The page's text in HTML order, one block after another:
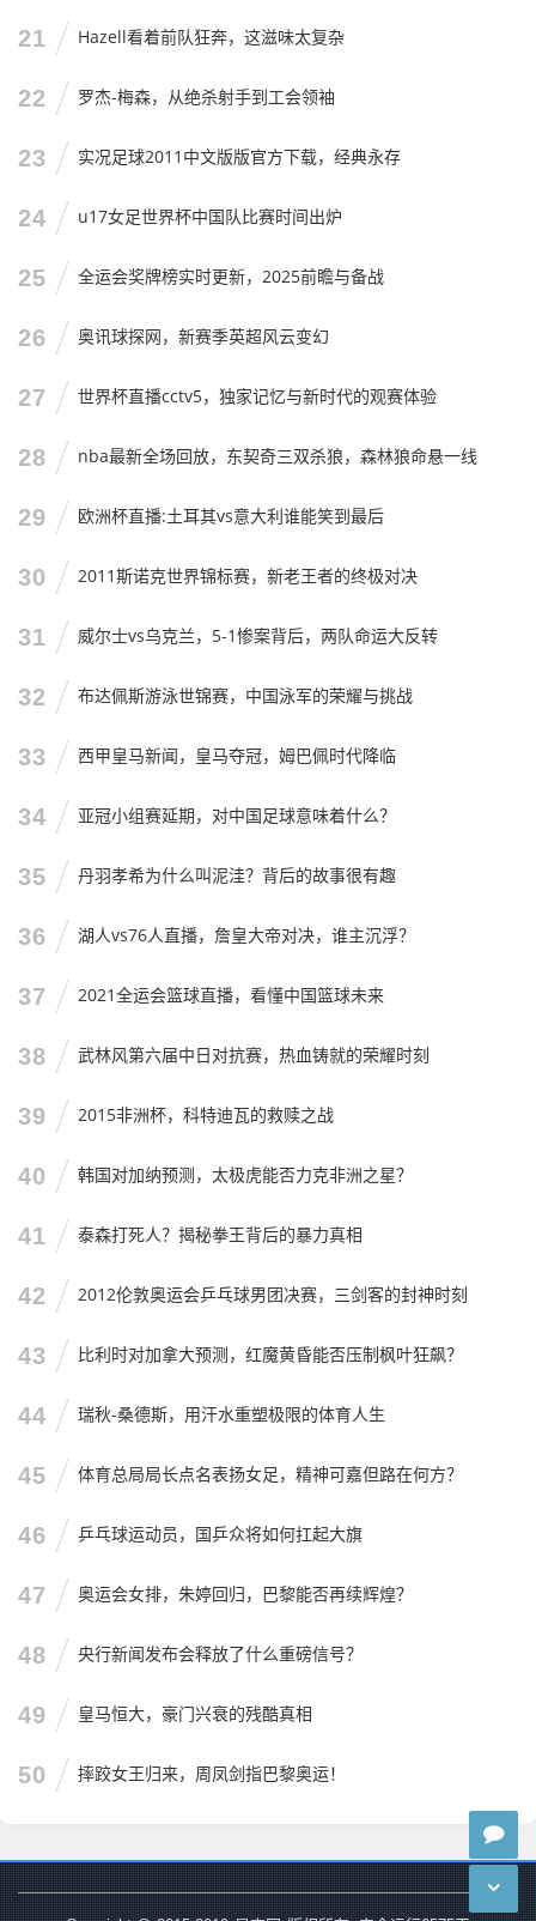
21 Hazell看着前队狂奔，这滋味太复杂
22 罗杰-梅森，从绝杀射手到工会领袖
23 实况足球2011中文版版官方下载，经典永存
24 u17女足世界杯中国队比赛时间出炉
25 全运会奖牌榜实时更新，2025前瞻与备战
26 奥讯球探网，新赛季英超风云变幻
27 世界杯直播cctv5，独家记忆与新时代的观赛体验
28 nba最新全场回放，东契奇三双杀狼，森林狼命悬一线
29 欧洲杯直播:土耳其vs意大利谁能笑到最后
30 2011斯诺克世界锦标赛，新老王者的终极对决
31 威尔士vs乌克兰，5-1惨案背后，两队命运大反转
32 布达佩斯游泳世锦赛，中国泳军的荣耀与挑战
33 西甲皇马新闻，皇马夺冠，姆巴佩时代降临
34 亚冠小组赛延期，对中国足球意味着什么？
35 丹羽孝希为什么叫泥洼？背后的故事很有趣
36 湖人vs76人直播，詹皇大帝对决，谁主沉浮？
37 2021全运会篮球直播，看懂中国篮球未来
38 武林风第六届中日对抗赛，热血铸就的荣耀时刻
39 2015非洲杯，科特迪瓦的救赎之战
40 韩国对加纳预测，太极虎能否力克非洲之星？
41 泰森打死人？揭秘拳王背后的暴力真相
42 2012伦敦奥运会乒乓球男团决赛，三剑客的封神时刻
43 比利时对加拿大预测，红魔黄昏能否压制枫叶狂飙？
44 瑞秋-桑德斯，用汗水重塑极限的体育人生
45 体育总局局长点名表扬女足，精神可嘉但路在何方？
46 乒乓球运动员，国乒众将如何扛起大旗
47 奥运会女排，朱婷回归，巴黎能否再续辉煌？
48 央行新闻发布会释放了什么重磅信号？
49 皇马恒大，豪门兴衰的残酷真相
50 摔跤女王归来，周凤剑指巴黎奥运！